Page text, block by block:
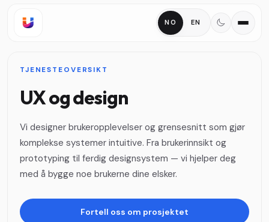
NO EN
TJENESTEOVERSIKT
UX og design
Vi designer brukeropplevelser og grensesnitt som gjør
komplekse systemer intuitive. Fra brukerinnsikt og
prototyping til ferdig designsystem — vi hjelper deg
med å bygge noe brukerne dine elsker.
Fortell oss om prosjektet